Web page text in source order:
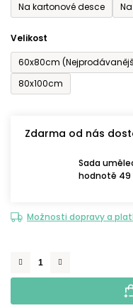
Na kartonové desce
Velikost
60x80cm
80x100cm
Zdarma od nás
Sada
hodnotě 49
Možnosti dopravy a